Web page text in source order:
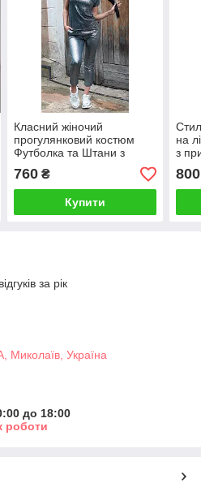
Класний жіночий
прогулянковий костюм
Футболка та Штани з
високою посадкою
760₴
Купити
на
з
800
за рік
Миколаїв, Україна
до 18:00
роботи